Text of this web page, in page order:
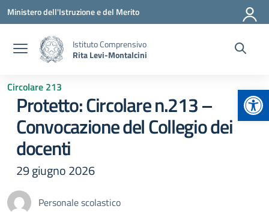
Vai ai contenuti
Vai al menu di navigazione
Vai al footer
Ministero dell'Istruzione e del Merito
Istituto Comprensivo
Rita Levi-Montalcini
Circolare 213
Protetto: Circolare n.213 –
Convocazione del Collegio dei
docenti
29 giugno 2026
Personale scolastico